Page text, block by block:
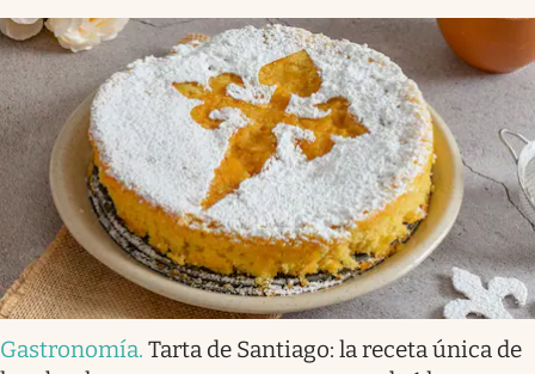
Gastronomía. Tarta de Santiago: la receta única de